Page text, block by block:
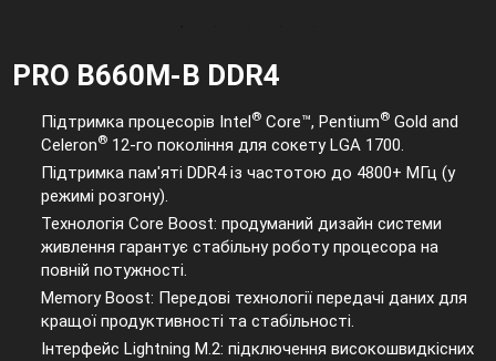
PRO B660M-B DDR4
Підтримка процесорів Intel® Core™, Pentium® Gold and
Celeron® 12-го покоління для сокету LGA 1700.
Підтримка пам'яті DDR4 із частотою до 4800+ МГц (у
режимі розгону).
Технологія Core Boost: продуманий дизайн системи
живлення гарантує стабільну роботу процесора на
повній потужності.
Memory Boost: Передові технології передачі даних для
кращої продуктивності та стабільності.
Інтерфейс Lightning M.2: підключення високошвидкісних